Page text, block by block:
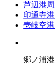
芦辺港周
印通寺
壱岐空
郷ノ浦